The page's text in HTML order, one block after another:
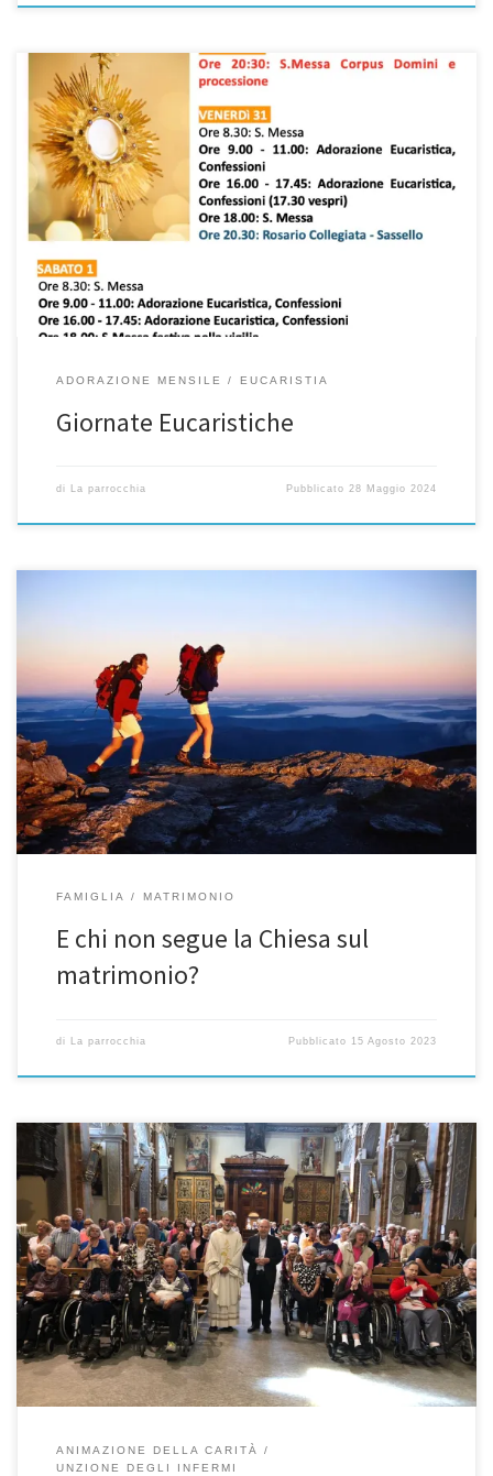
GIORNATE EUCARISTICHE dal 30 maggio al 2 giugno 2024
Riapriamo la porta della fede GIOVEDÌ 30 Ore 20:30: S.Messa
Corpus Domini e processione VENERDì 31 Ore 8.30: S. Messa Ore
9.00 – 11.00: Adorazione Eucaristica, Confessioni Ore 16.00 –
17.45: Adorazione Eucaristica, Confessioni (17.30 vespri) Ore 18.00:
ADORAZIONE MENSILE EUCARISTIA
Giornate Eucaristiche
di La parrocchia Pubblicato 28 Maggio 2024
Cfr. papa Francesco, Esortazione Amoris Laetitia, 2016 (citato con
AL). Cfr. Vescovo Oscar, Nota pastorale sul capitolo VIII di Amoris
Letizia, e sua presentazione, 2018. Cfr. Mons. Sergio Nicolli, Una
Chiesa che accoglie le Famiglie in situazione difficile, 2006. Cfr.
CEI, Direttorio di Pastorale Familiare, 1993. Alcune premesse
Capita continuamente […]
FAMIGLIA MATRIMONIO
E chi non segue la Chiesa sul
matrimonio?
di La parrocchia Pubblicato 15 Agosto 2023
Grazie a tutti per la bella giornata con Anziani e infermi di
domenica 25 giugno. Agli Alpini, ai volontari, al nostro Cardinale
che ci ha visitato.
ANIMAZIONE DELLA CARITÀ
UNZIONE DEGLI INFERMI